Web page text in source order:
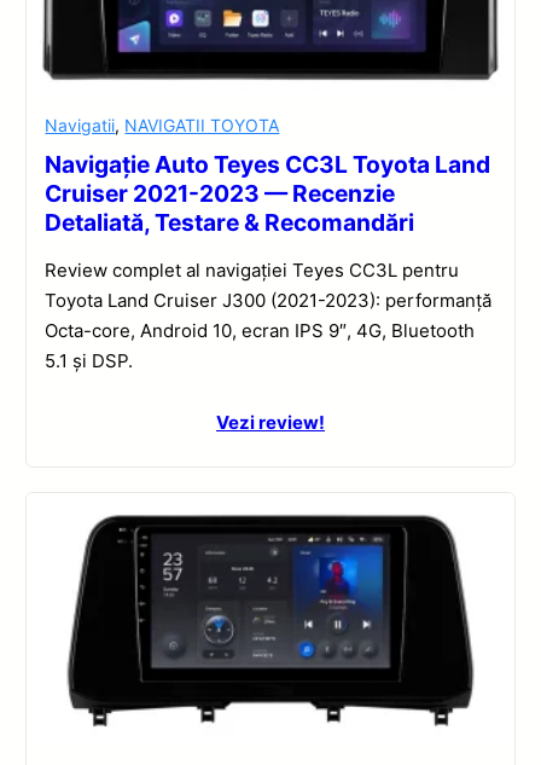
Navigatii, NAVIGATII TOYOTA
Navigație Auto Teyes CC3L Toyota Land
Cruiser 2021-2023 — Recenzie
Detaliată, Testare & Recomandări
Review complet al navigației Teyes CC3L pentru
Toyota Land Cruiser J300 (2021-2023): performanță
Octa-core, Android 10, ecran IPS 9″, 4G, Bluetooth
5.1 și DSP.
Vezi review!